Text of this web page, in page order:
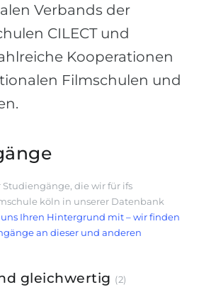
Verbands der
CILECT und
Kooperationen
Filmschulen und
Studiengänge, die wir für ifs
köln in unserer Datenbank
uns Ihren Hintergrund mit – wir finden
an dieser und anderen
gleichwertig (2)